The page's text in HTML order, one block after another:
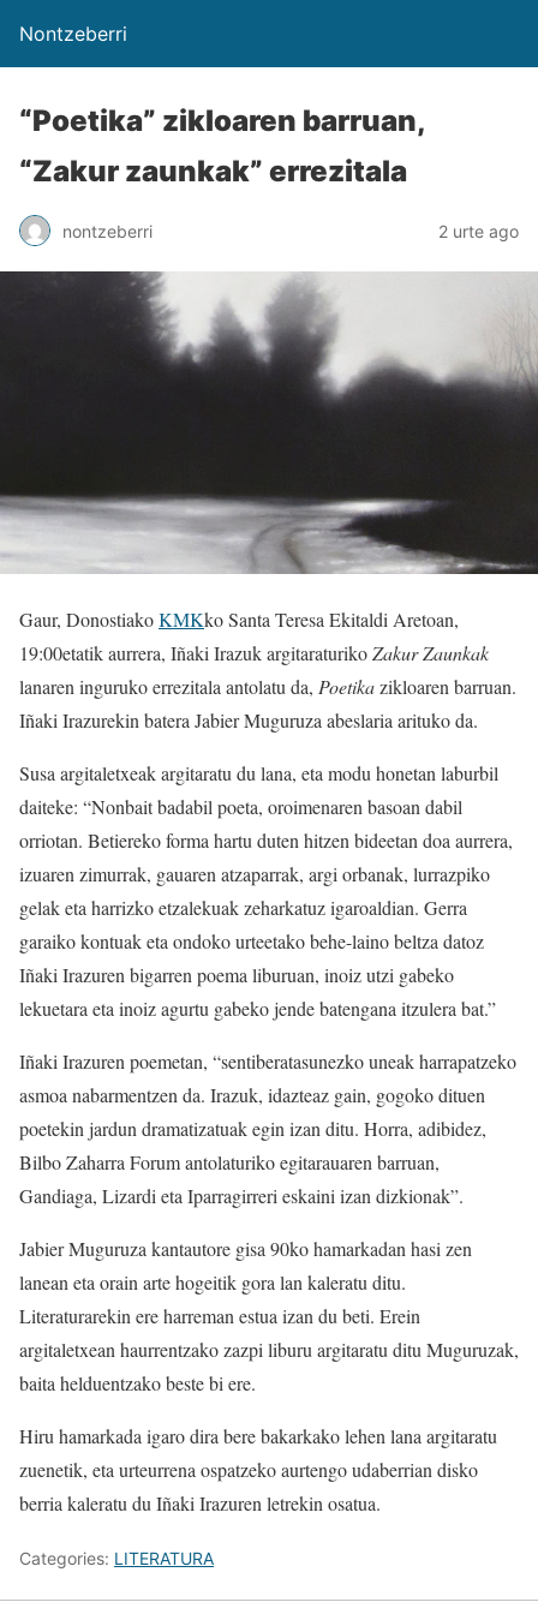
Nontzeberri
“Poetika” zikloaren barruan,
“Zakur zaunkak” errezitala
nontzeberri 2 urte ago
Gaur, DonostiakoKMKko Santa Teresa Ekitaldi Aretoan,
19:00etatik aurrera, Iñaki Irazuk argitaraturikoZakur Zaunkak
lanaren inguruko errezitala antolatu da, Poetikazikloaren barruan.
Iñaki Irazurekin batera Jabier Muguruza abeslaria arituko da.
Susa argitaletxeak argitaratu du lana, eta modu honetan laburbil
daiteke: “Nonbait badabil poeta, oroimenaren basoan dabil
orriotan. Betiereko forma hartu duten hitzen bideetan doa aurrera,
izuaren zimurrak, gauaren atzaparrak, argi orbanak, lurrazpiko
gelak eta harrizko etzalekuak zeharkatuz igaroaldian. Gerra
garaiko kontuak eta ondoko urteetako behe-laino beltza datoz
Iñaki Irazuren bigarren poema liburuan, inoiz utzi gabeko
lekuetara eta inoiz agurtu gabeko jende batengana itzulera bat.”
Iñaki Irazuren poemetan, “sentiberatasunezko uneak harrapatzeko
asmoa nabarmentzen da. Irazuk, idazteaz gain, gogoko dituen
poetekin jardun dramatizatuak egin izan ditu. Horra, adibidez,
Bilbo Zaharra Forum antolaturiko egitarauaren barruan,
Gandiaga, Lizardi eta Iparragirreri eskaini izan dizkionak”.
Jabier Muguruza kantautore gisa 90ko hamarkadan hasi zen
lanean eta orain arte hogeitik gora lan kaleratu ditu.
Literaturarekin ere harreman estua izan du beti. Erein
argitaletxean haurrentzako zazpi liburu argitaratu ditu Muguruzak,
baita helduentzako beste bi ere.
Hiru hamarkada igaro dira bere bakarkako lehen lana argitaratu
zuenetik, eta urteurrena ospatzeko aurtengo udaberrian disko
berria kaleratu du Iñaki Irazuren letrekin osatua.
Categories: LITERATURA